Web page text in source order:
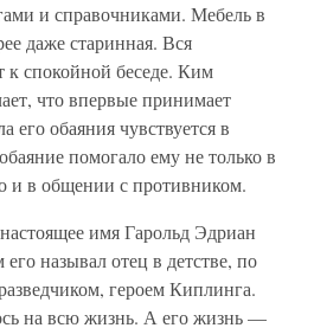
и справочниками. Мебель в
даже старинная. Вся
к спокойной беседе. Ким
что впервые принимает
его обаяния чувствуется в
помогало ему не только в
и в общении с противником.
имя Гарольд Эдриан
называл отец в детстве, по
героем Киплинга.
на всю жизнь. А его жизнь —